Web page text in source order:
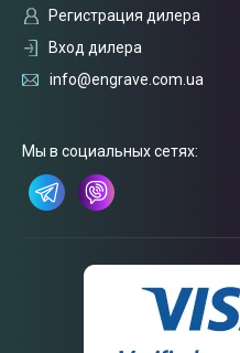
Регистрация дилера
Вход дилера
info@engrave.com.ua
Мы в социальных сетях: